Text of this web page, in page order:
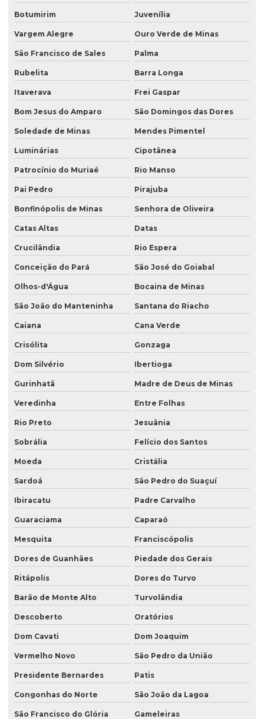
Botumirim Juvenília
Vargem Alegre Ouro Verde de Minas
São Francisco de Sales Palma
Rubelita Barra Longa
Itaverava Frei Gaspar
Bom Jesus do Amparo São Domingos das Dores
Soledade de Minas Mendes Pimentel
Luminárias Cipotânea
Patrocínio do Muriaé Rio Manso
Pai Pedro Pirajuba
Bonfinópolis de Minas Senhora de Oliveira
Catas Altas Datas
Crucilândia Rio Espera
Conceição do Pará São José do Goiabal
Olhos-d'Água Bocaina de Minas
São João do Manteninha Santana do Riacho
Caiana Cana Verde
Crisólita Gonzaga
Dom Silvério Ibertioga
Gurinhatã Madre de Deus de Minas
Veredinha Entre Folhas
Rio Preto Jesuânia
Sobrália Felício dos Santos
Moeda Cristália
Sardoá São Pedro do Suaçuí
Ibiracatu Padre Carvalho
Guaraciama Caparaó
Mesquita Franciscópolis
Dores de Guanhães Piedade dos Gerais
Ritápolis Dores do Turvo
Barão de Monte Alto Turvolândia
Descoberto Oratórios
Dom Cavati Dom Joaquim
Vermelho Novo São Pedro da União
Presidente Bernardes Patis
Congonhas do Norte São João da Lagoa
São Francisco do Glória Gameleiras